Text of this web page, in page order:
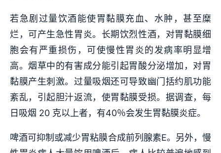
若急剧过量饮酒能使胃黏膜充血、水肿，甚至糜
烂，可产生急性胃炎。长期饮烈性酒，对胃黏膜细
胞会有严重损伤，可使慢性胃炎的发病率明显增
高。烟草中的有害成分能引起胃酸分泌增加，对胃
黏膜产生刺激。过量吸烟还可导致幽门括约肌功能
紊乱，引起胆汁返流，使胃黏膜受损。据调查，每
日吸烟 20 克以上者，有40％会发生胃黏膜炎症。
啤酒可抑制或减少胃粘膜合成前列腺素E。另外，慢